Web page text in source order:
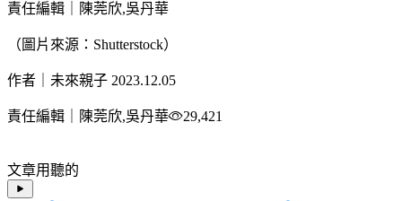
責任編輯｜陳莞欣,吳丹華
（圖片來源：Shutterstock）
作者｜未來親子 2023.12.05
責任編輯｜陳莞欣,吳丹華 29,421
文章用聽的